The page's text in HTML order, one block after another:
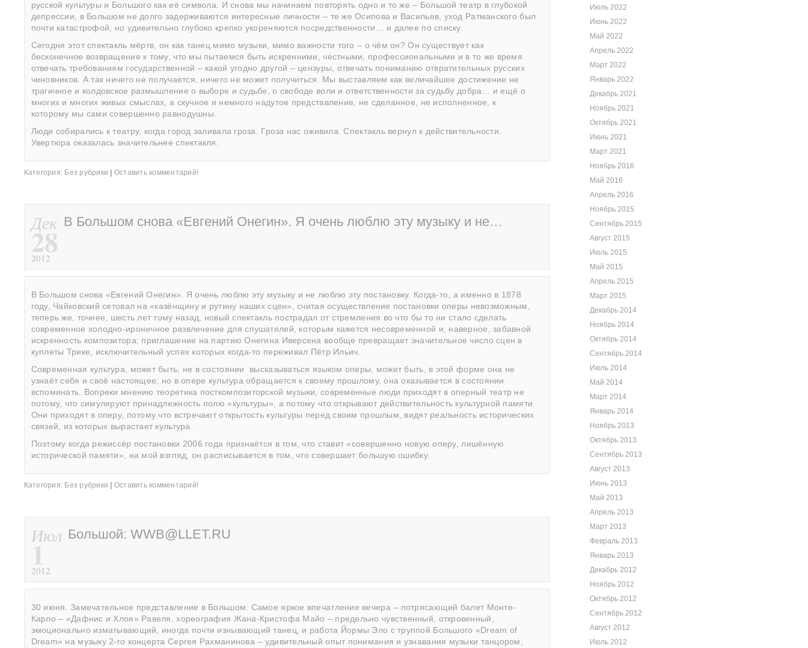
русской культуры и Большого как её символа. И снова мы начинаем повторять одно и то же – Большой театр в глубокой
депрессии, в Большом не долго задерживаются интересные личности – те же Осипова и Васильев, уход Ратманского был
почти катастрофой, но удивительно глубоко крепко укореняются посредственности… и далее по списку.
Сегодня этот спектакль мёртв, он как танец мимо музыки, мимо важности того – о чём он? Он существует как
бесконечное возвращение к тому, что мы пытаемся быть искренними, честными, профессиональными и в то же время
отвечать требованиям государственной – какой угодно другой – цензуры, отвечать пониманию отвратительных русских
чиновников. А так ничего не получается, ничего не может получиться. Мы выставляем как величайшее достижение не
трагичное и колдовское размышление о выборе и судьбе, о свободе воли и ответственности за судьбу добра… и ещё о
многих и многих живых смыслах, а скучное и немного надутое представление, не сделанное, не исполненное, к
которому мы сами совершенно равнодушны.
Люди собирались к театру, когда город заливала гроза. Гроза нас оживила. Спектакль вернул к действительности.
Увертюра оказалась значительнее спектакля.
Категория: Без рубрики Оставить комментарий!
Дек
28
2012
В Большом снова «Евгений Онегин». Я очень люблю эту музыку и не…
В Большом снова «Евгений Онегин». Я очень люблю эту музыку и не люблю эту постановку. Когда-то, а именно в 1878
году, Чайковский сетовал на «казёнщину и рутину наших сцен», считая осуществление постановки оперы невозможным,
теперь же, точнее, шесть лет тому назад, новый спектакль пострадал от стремления во что бы то ни стало сделать
современное холодно-ироничное развлечение для слушателей, которым кажется несовременной и, наверное, забавной
искренность композитора; приглашение на партию Онегина Иверсена вообще превращает значительное число сцен в
куплеты Трике, исключительный успех которых когда-то переживал Пётр Ильич.
Современная культура, может быть, не в состоянии высказываться языком оперы, может быть, в этой форме она не
узнаёт себя и своё настоящее; но в опере культура обращается к своему прошлому, она оказывается в состоянии
вспоминать. Вопреки мнению теоретика посткомпозиторской музыки, современные люди приходят в оперный театр не
потому, что симулируют принадлежность полю «культуры», а потому что открывают действительность культурной памяти.
Они приходят в оперу, потому что встречают открытость культуры перед своим прошлым, видят реальность исторических
связей, из которых вырастает культура.
Поэтому когда режиссёр постановки 2006 года признаётся в том, что ставит «совершенно новую оперу, лишённую
исторической памяти», на мой взгляд, он расписывается в том, что совершает большую ошибку.
Категория: Без рубрики Оставить комментарий!
Июл
1
2012
Большой: WWB@LLET.RU
30 июня. Замечательное представление в Большом. Самое яркое впечатление вечера – потрясающий балет Монте-
Карло – «Дафнис и Хлоя» Равеля, хореография Жана-Кристофа Майо – предельно чувственный, откровенный,
эмоционально изматывающий, иногда почти изнывающий танец, и работа Йормы Эло с труппой Большого «Dream of
Dream» на музыку 2-го концерта Сергея Рахманинова – удивительный опыт понимания и узнавания музыки танцором,
Июль 2022
Июнь 2022
Май 2022
Апрель 2022
Март 2022
Январь 2022
Декабрь 2021
Ноябрь 2021
Октябрь 2021
Июнь 2021
Март 2021
Ноябрь 2016
Май 2016
Апрель 2016
Ноябрь 2015
Сентябрь 2015
Август 2015
Июль 2015
Май 2015
Апрель 2015
Март 2015
Декабрь 2014
Ноябрь 2014
Октябрь 2014
Сентябрь 2014
Июль 2014
Май 2014
Март 2014
Январь 2014
Ноябрь 2013
Октябрь 2013
Сентябрь 2013
Август 2013
Июнь 2013
Май 2013
Апрель 2013
Март 2013
Февраль 2013
Январь 2013
Декабрь 2012
Ноябрь 2012
Октябрь 2012
Сентябрь 2012
Август 2012
Июль 2012